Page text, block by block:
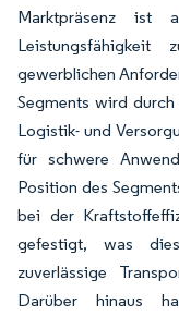
Marktpräsenz ist
Leistungsfähigkeit
gewerblichen
Segments wird
Logistik- und
für schwere
Position des
bei der
gefestigt, was
zuverlässige
Darüber hinaus